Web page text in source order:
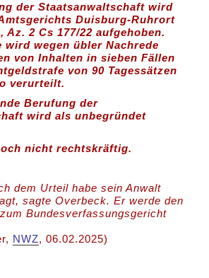
der Staatsanwaltschaft wird
Duisburg-Ruhrort
Az. 2 Cs 177/22 aufgehoben.
wird wegen übler Nachrede
von Inhalten in sieben Fällen
von 90 Tagessätzen
verurteilt.
Berufung der
wird als unbegründet
nicht rechtskräftig.
dem Urteil habe sein Anwalt
sagte Overbeck. Er werde den
Bundesverfassungsgericht
NWZ, 06.02.2025)